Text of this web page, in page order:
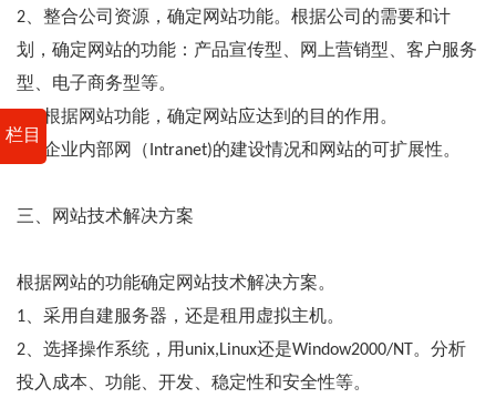
栏目
2、整合公司资源，确定网站功能。根据公司的需要和计
划，确定网站的功能：产品宣传型、网上营销型、客户服务
型、电子商务型等。
3、根据网站功能，确定网站应达到的目的作用。
4、企业内部网（Intranet)的建设情况和网站的可扩展性。
三、网站技术解决方案
根据网站的功能确定网站技术解决方案。
1、采用自建服务器，还是租用虚拟主机。
2、选择操作系统，用unix,Linux还是Window2000/NT。分析
投入成本、功能、开发、稳定性和安全性等。